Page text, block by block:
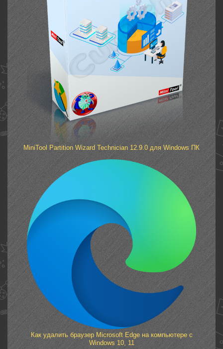
MiniTool Partition Wizard Technician 12.9.0 для Windows ПК
Как удалить браузер Microsoft Edge на компьютере с
Windows 10, 11